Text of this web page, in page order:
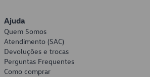
Ajuda
Quem Somos
Atendimento (SAC)
Devoluções e trocas
Perguntas Frequentes
Como comprar